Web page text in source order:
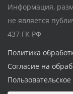
Информация,
не является
437 ГК РФ
Политика
Согласие на